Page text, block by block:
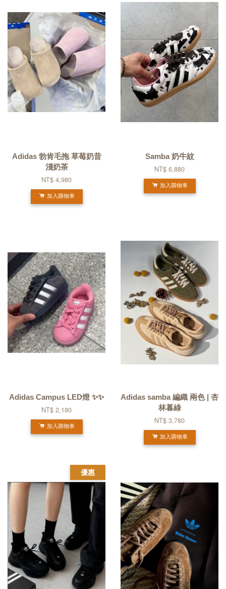
Adidas 勃肯毛拖 草莓奶昔
淺奶茶
NT$ 4,980
加入購物車
Samba 奶牛紋
NT$ 6,880
加入購物車
Adidas Campus LED燈 ✨✨
NT$ 2,180
加入購物車
Adidas samba 編織 兩色 | 杏
林暮綠
NT$ 3,780
加入購物車
優惠